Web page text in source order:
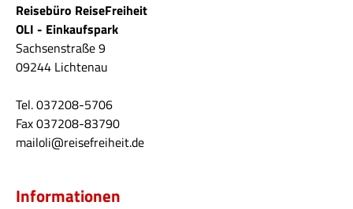
Reisebüro ReiseFreiheit
OLI - Einkaufspark
Sachsenstraße 9
09244 Lichtenau
Tel. 037208-5706
Fax 037208-83790
mailoli@reisefreiheit.de
Informationen